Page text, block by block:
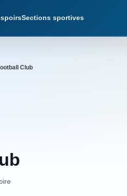
Sections sportives
Club